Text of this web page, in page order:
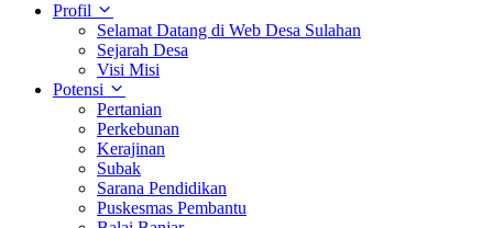
Profil
Selamat Datang di Web Desa Sulahan
Sejarah Desa
Visi Misi
Potensi
Pertanian
Perkebunan
Kerajinan
Subak
Sarana Pendidikan
Puskesmas Pembantu